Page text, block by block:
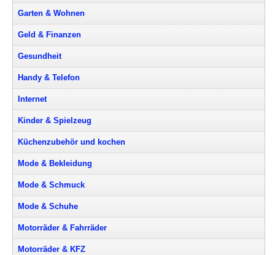
Garten & Wohnen
Geld & Finanzen
Gesundheit
Handy & Telefon
Internet
Kinder & Spielzeug
Küchenzubehör und kochen
Mode & Bekleidung
Mode & Schmuck
Mode & Schuhe
Motorräder & Fahrräder
Motorräder & KFZ